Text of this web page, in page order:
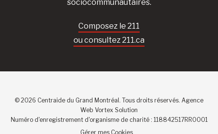
sociocommunautaires.
Composez le 211
ou consultez 211.ca
© 2026 Centraide du Grand Montréal. Tous droits réservés. Agence
Web Vortex Solution
Numéro d'enregistrement d'organisme de charité : 118842517RR0001
Gérer mes Cookies